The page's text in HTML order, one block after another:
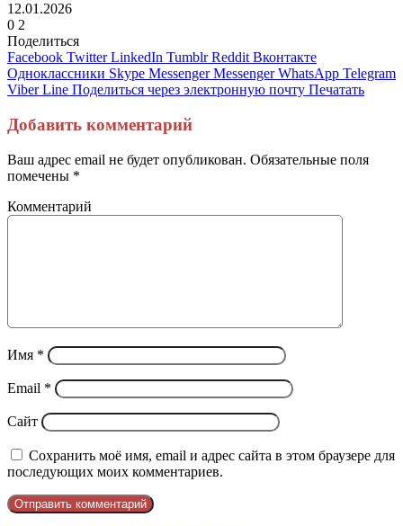
12.01.2026
0 2
Поделиться
Facebook Twitter LinkedIn Tumblr Reddit Вконтакте
Одноклассники Skype Messenger Messenger WhatsApp Telegram
Viber Line Поделиться через электронную почту Печатать
Добавить комментарий
Ваш адрес email не будет опубликован. Обязательные поля
помечены *
Комментарий
Имя *
Email *
Сайт
Сохранить моё имя, email и адрес сайта в этом браузере для
последующих моих комментариев.